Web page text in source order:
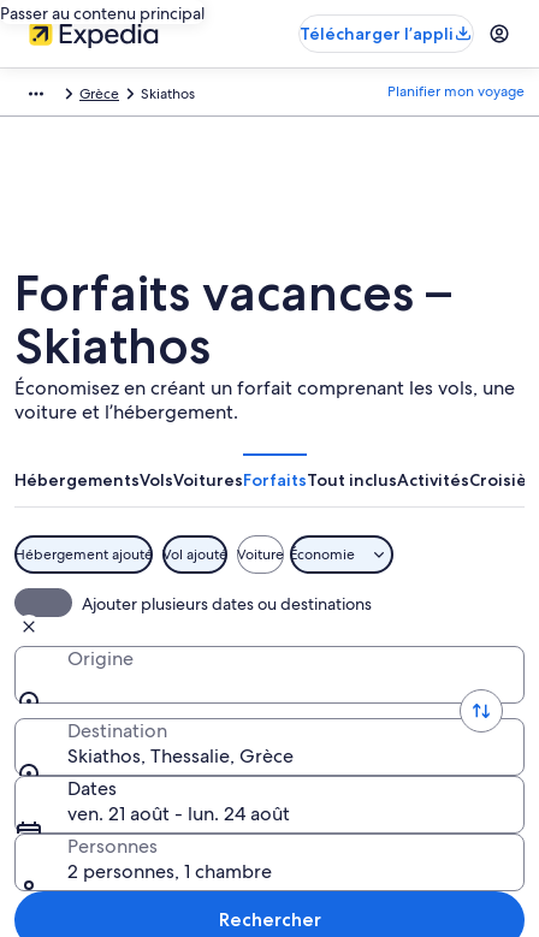
Passer au contenu principal
Télécharger l’appli
Grèce Skiathos Planifier mon voyage
Forfaits vacances –
Skiathos
Économisez en créant un forfait comprenant les vols, une
voiture et l’hébergement.
HébergementsVolsVoituresForfaitsTout inclusActivités
Hébergement ajouté Vol ajouté Voiture Économie
Ajouter plusieurs dates ou destinations
Origine
Destination
Skiathos, Thessalie, Grèce
Dates
ven. 21 août - lun. 24 août
Personnes
2 personnes, 1 chambre
Rechercher